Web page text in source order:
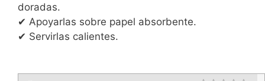
doradas.
✔ Apoyarlas sobre papel absorbente.
✔ Servirlas calientes.